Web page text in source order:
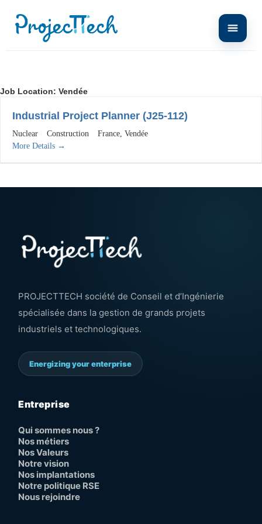
Job Location: Vendée
Industrial Project Planner (J25-112)
Nuclear Construction France Vendée
More Details
PROJECTTECH société de Conseil et d’Ingénierie
spécialisée dans la gestion de grands projets
industriels et technologiques.
Energizing your enterprise
Entreprise
Qui sommes nous ?
Nos métiers
Nos Valeurs
Notre vision
Nos implantations
Notre politique RSE
Nous rejoindre